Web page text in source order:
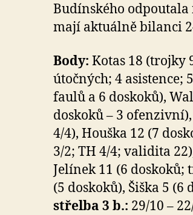
Budínského
mají aktuálně bilanci
Body: Kotas 18 (trojky
útočných; 4 asistence;
faulů a 6 doskoků),
doskoků – 3
4/4), Houška 12 (7
3/2; TH 4/4; validita
Jelínek 11 (6 doskoků;
(5 doskoků), Šiška 5
střelba 3 b.: 29/10 –